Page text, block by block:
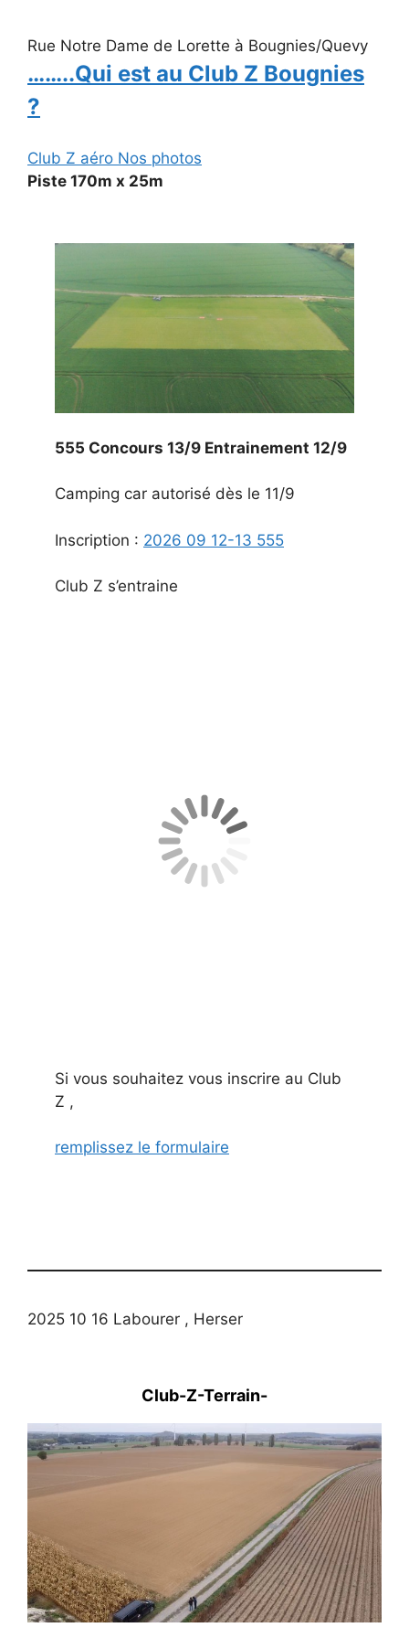
Rue Notre Dame de Lorette à Bougnies/Quevy
……..Qui est au Club Z Bougnies
?
Club Z aéro Nos photos
Piste 170m x 25m
555 Concours 13/9 Entrainement 12/9
Camping car autorisé dès le 11/9
Inscription : 2026 09 12-13 555
Club Z s’entraine
Si vous souhaitez vous inscrire au Club
Z ,
remplissez le formulaire
2025 10 16 Labourer , Herser
Club-Z-Terrain-